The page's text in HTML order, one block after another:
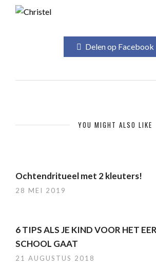
Delen op Facebook
YOU MIGHT ALSO LIKE
Ochtendritueel met 2 kleuters!
28 MEI 2019
6 TIPS ALS JE KIND VOOR HET
SCHOOL GAAT
21 AUGUSTUS 2018